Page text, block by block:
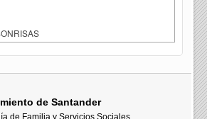
de Santander
de Familia y Servicios Sociales